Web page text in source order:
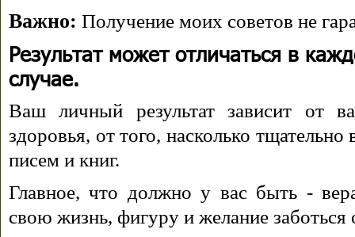
Важно: Получение моих советов не
Результат может отличаться в
случае.
Ваш личный результат зависит от
здоровья, от того, насколько
писем и книг.
Главное, что должно у вас быть -
свою жизнь, фигуру и желание заботься